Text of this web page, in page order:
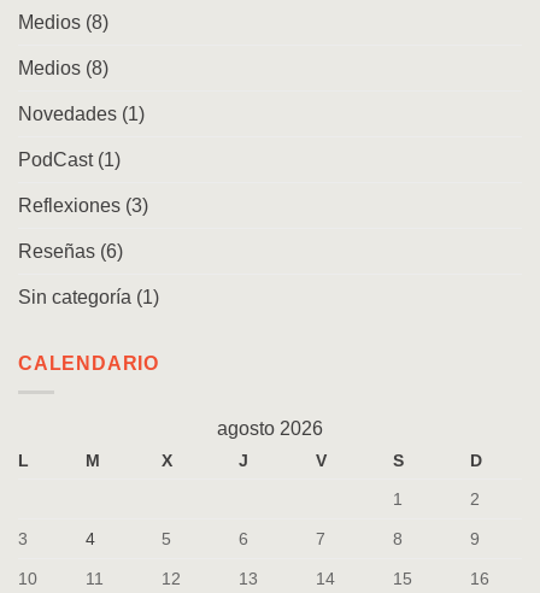
Medios (8)
Medios (8)
Novedades (1)
PodCast(1)
Reflexiones (3)
Reseñas (6)
Sin categoría (1)
CALENDARIO
agosto 2026
L M X J V S
D
1
2
3 4 5 6 7 8 9
10 11 12 13 14 15 16